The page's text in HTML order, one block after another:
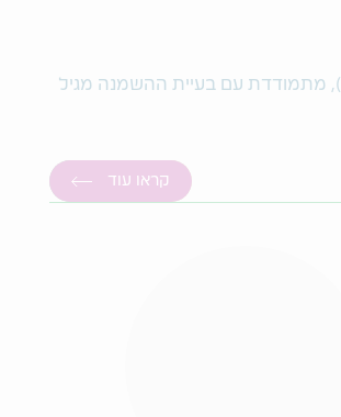
מירב כהן (55), מתמודדת עם בעיית ההשמנה מגיל
קראו עוד